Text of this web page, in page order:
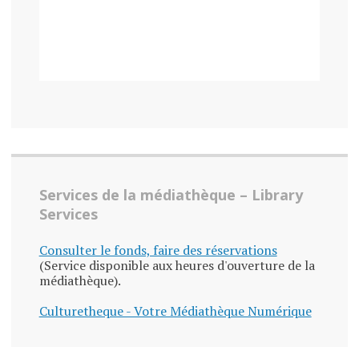
Services de la médiathèque – Library
Services
Consulter le fonds, faire des réservations
(Service disponible aux heures d'ouverture de la
médiathèque).
Culturetheque - Votre Médiathèque Numérique